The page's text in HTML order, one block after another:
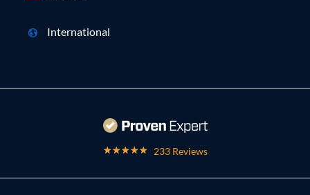
International
233 Reviews